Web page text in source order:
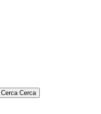
Cerca Cerca